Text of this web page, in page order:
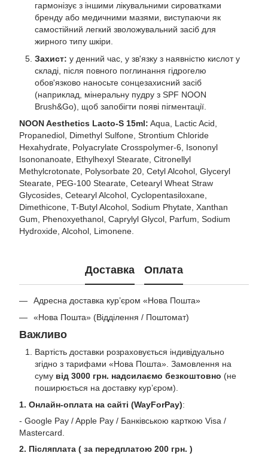
гармонізує з іншими лікувальними сироватками
бренду або медичними мазями, виступаючи як
самостійний легкий зволожувальний засіб для
жирного типу шкіри.
Захист: у денний час, у зв'язку з наявністю кислот у
складі, після повного поглинання гідрогелю
обов'язково наносьте сонцезахисний засіб
(наприклад, мінеральну пудру з SPF NOON
Brush&Go), щоб запобігти появі пігментації.
NOON Aesthetics Lacto-S 15ml: Aqua, Lactic Acid,
Propanediol, Dimethyl Sulfone, Strontium Chloride
Hexahydrate, Polyacrylate Crosspolymer-6, Isononyl
Isononanoate, Ethylhexyl Stearate, Citronellyl
Methylcrotonate, Polysorbate 20, Cetyl Alcohol, Glyceryl
Stearate, PEG-100 Stearate, Cetearyl Wheat Straw
Glycosides, Cetearyl Alcohol, Cyclopentasiloxane,
Dimethicone, T-Butyl Alcohol, Sodium Phytate, Xanthan
Gum, Phenoxyethanol, Caprylyl Glycol, Parfum, Sodium
Hydroxide, Alcohol, Limonene.
Доставка Оплата
Адресна доставка кур’єром «Нова Пошта»
«Нова Пошта» (Відділення / Поштомат)
Важливо
Вартість доставки розраховується індивідуально
згідно з тарифами «Нова Пошта». Замовлення на
суму від 3000 грн. надсилаємо безкоштовно (не
поширюється на доставку курʼєром).
1. Онлайн-оплата на сайті (WayForPay):
- Google Pay / Apple Pay / Банківською карткою Visa /
Mastercard.
2. Післяплата ( за передплатою 200 грн. )